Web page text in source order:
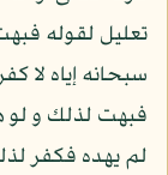
تعليل لقوله
سبحانه إياه لا
فبهت لذلك و لو
لم يهده فكفر